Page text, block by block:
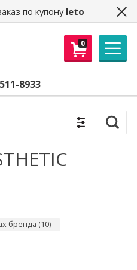
по купону leto
0
8933
бренда (10)
новости и